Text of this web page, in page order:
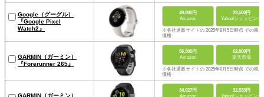
Google（グーグル）
『Google Pixel
Watch2』
49,800円
Amazon
29,500円
Yahoo!ショッピング
※各社通販サイトの 2025年8月5日時点 での税込
価格
GARMIN（ガーミン）
『Forerunner 265』
56,300円
Amazon
62,800円
楽天市場
※各社通販サイトの 2025年8月5日時点 での税込
価格
GARMIN（ガーミン）
34,027円
32,533円